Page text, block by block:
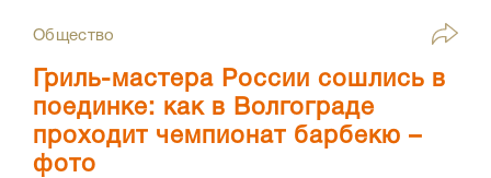
Общество
Гриль-мастера России сошлись в
поединке: как в Волгограде
проходит чемпионат барбекю –
фото